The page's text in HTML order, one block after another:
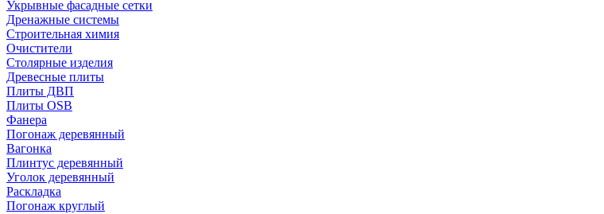
Укрывные фасадные сетки
Дренажные системы
Строительная химия
Очистители
Столярные изделия
Древесные плиты
Плиты ДВП
Плиты OSB
Фанера
Погонаж деревянный
Вагонка
Плинтус деревянный
Уголок деревянный
Раскладка
Погонаж круглый